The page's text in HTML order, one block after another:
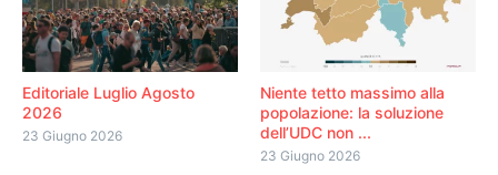
Editoriale Luglio Agosto
2026
23 Giugno 2026
Niente tetto massimo alla
popolazione: la soluzione
dell’UDC non ...
23 Giugno 2026